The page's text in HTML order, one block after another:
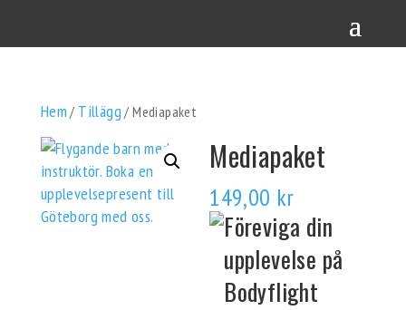
Hem / Tillägg / Mediapaket
Mediapaket
149,00 kr
Föreviga din
upplevelse på
Bodyflight